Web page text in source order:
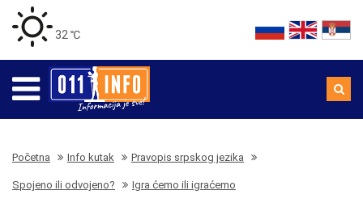
32 ℃
Početna Info kutak Pravopis srpskog jezika
Spojeno ili odvojeno? Igra ćemo ili igraćemo